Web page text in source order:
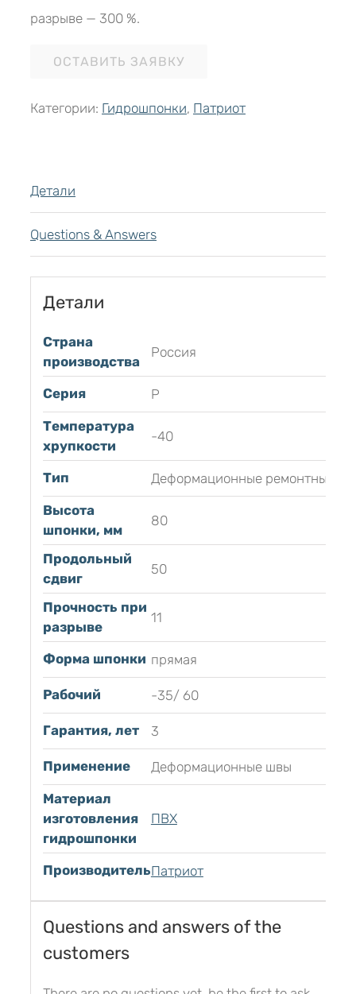
разрыве — 300 %.
ОСТАВИТЬ ЗАЯВКУ
Категории: Гидрошпонки, Патриот
Детали
Questions & Answers
Детали
Страна
производства
Россия
Серия
Р
Температура
хрупкости
-40
Тип
Деформационные ремонтные
Высота
шпонки, мм
80
Продольный
сдвиг
50
Прочность при
разрыве
11
Форма шпонки прямая
Рабочий -35/ 60
Гарантия, лет 3
Применение
Деформационные швы
Материал
изготовления
гидрошпонки
ПВХ
ПроизводительПатриот
Questions and answers of the
customers